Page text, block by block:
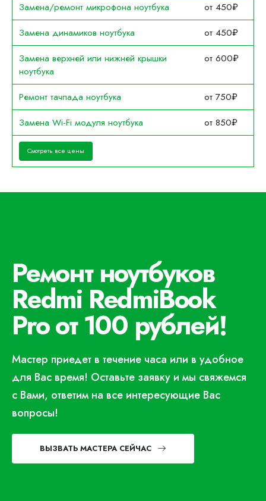
Замена/ремонт микрофона ноутбука
от 450₽
Замена динамиков ноутбука
от 450₽
Замена верхней или нижней крышки
ноутбука
от 600₽
Ремонт тачпада ноутбука
от 750₽
Замена Wi-Fi модуля ноутбука
от 850₽
Смотреть все цены
Ремонт ноутбуков
Redmi RedmiBook
Pro от 100 рублей!
Мастер приедет в течение часа или в удобное
для Вас время! Оставьте заявку и мы свяжемся
с Вами, ответим на все интересующие Вас
вопросы!
ВЫЗВАТЬ МАСТЕРА СЕЙЧАС